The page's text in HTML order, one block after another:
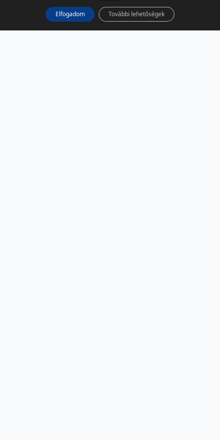
Elfogadom További lehetőségek